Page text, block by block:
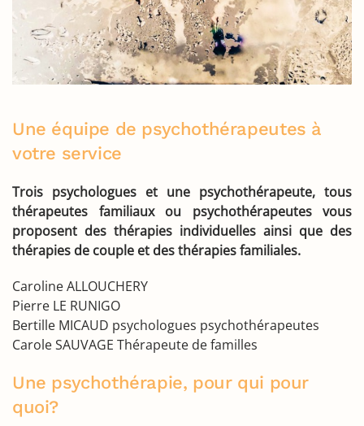
Une équipe de psychothérapeutes à
votre service
Trois psychologues et une psychothérapeute, tous
thérapeutes familiaux ou psychothérapeutes vous
proposent des thérapies individuelles ainsi que des
thérapies de couple et des thérapies familiales.
Caroline ALLOUCHERY
Pierre LE RUNIGO
Bertille MICAUD psychologues psychothérapeutes
Carole SAUVAGE Thérapeute de familles
Une psychothérapie, pour qui pour
quoi?